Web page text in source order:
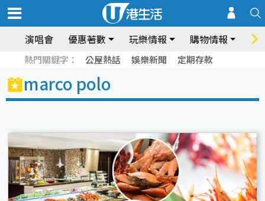
演唱會 優惠著數 玩樂情報 購物情報 飲
熱門關鍵字： 公屋熱話 娛樂新聞 定期存款
marco polo